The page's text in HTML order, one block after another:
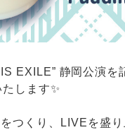
EXILE” 静岡公演
します✨
つくり、LIVEを盛